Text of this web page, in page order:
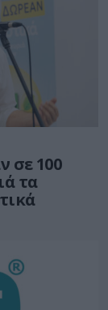
σε 100
τα